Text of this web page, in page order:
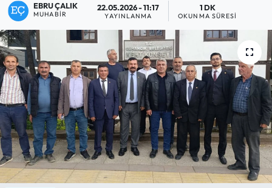
EBRU ÇALIK
MUHABIR
22.05.2026 - 11:17
YAYINLANMA
1 DK
OKUNMA SÜRESI
Dodurga Haberleri
Eğitim
Ekonomi
Güncel
İskilip Haberleri
Kargı Haberleri
Haber Arşivi